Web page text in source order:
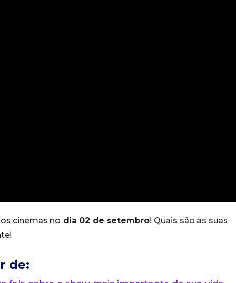
cinemas no dia 02 de setembro! Quais são as suas
de: